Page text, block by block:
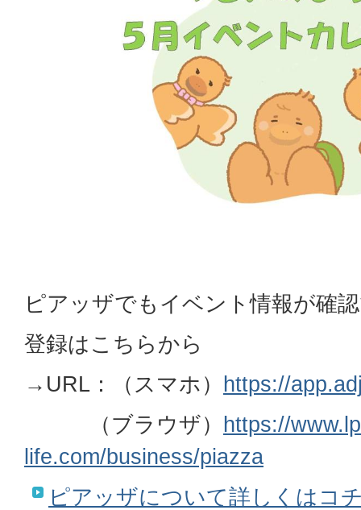
ピアッザでもイベント情報が確
登録はこちらから
→ URL：（スマホ） https://
（ブラウザ） https://
life.com/business/piazza
ピアッザについて詳しくはコ